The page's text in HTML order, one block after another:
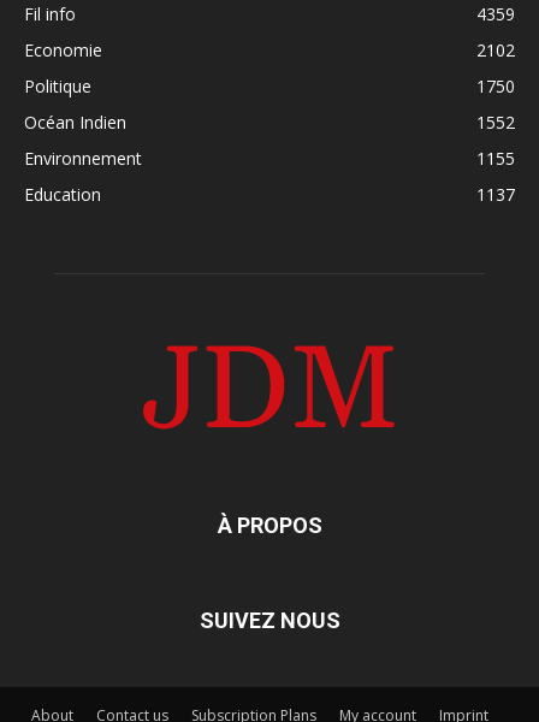
Fil info
4359
Economie
2102
Politique
1750
Océan Indien
1552
Environnement
1155
Education
1137
À PROPOS
SUIVEZ NOUS
About Contact us Subscription Plans My account Imprint